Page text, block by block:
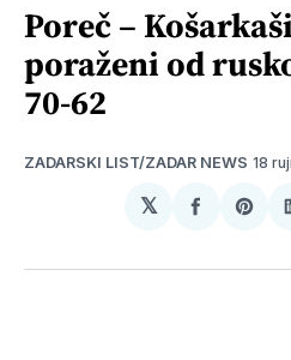
Poreč –
poraženi od
70-62
ZADARSKI LIST/ZADAR NEWS 18
𝕏
podijeli